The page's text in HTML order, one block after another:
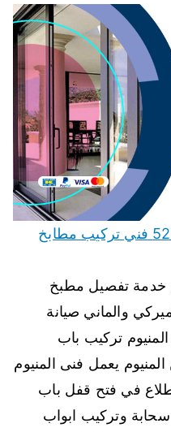
فني المنيوم المطلاع 52227343 فني تركيب مطابخ
خدمة تفصيل مطبخ
والماني صيانة
تركيب باب
المنيوم يعمل فنى المنيوم
في فتح قفل باب
سحابة وتركيب ابواب